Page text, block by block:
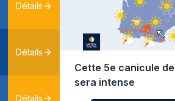
Détails
Détails
Détails
Cette 5e canicule
sera intense